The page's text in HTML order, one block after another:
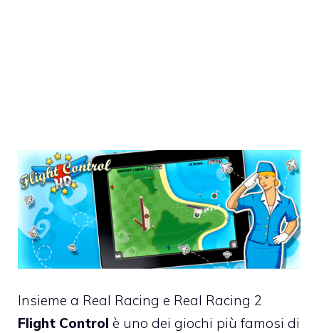
Insieme a Real Racing e Real Racing 2
Flight Control è uno dei giochi più famosi di